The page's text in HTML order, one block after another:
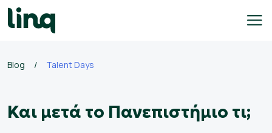
Skip
to
Blog / Talent Days
Και μετά το Πανεπιστήμιο τι;